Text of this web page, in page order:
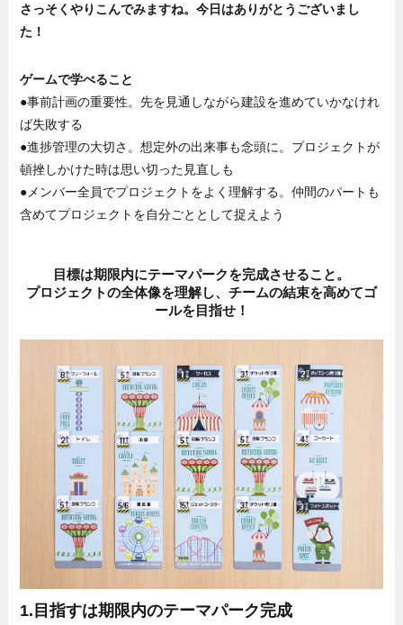
さっそくやりこんでみますね。今日はありがとうございまし
た！
ゲームで学べること
●事前計画の重要性。先を見通しながら建設を進めていかなけれ
ば失敗する
●進捗管理の大切さ。想定外の出来事も念頭に。プロジェクトが
頓挫しかけた時は思い切った見直しも
●メンバー全員でプロジェクトをよく理解する。仲間のパートも
含めてプロジェクトを自分ごととして捉えよう
目標は期限内にテーマパークを完成させること。
プロジェクトの全体像を理解し、チームの結束を高めてゴ
ールを目指せ！
1.目指すは期限内のテーマパーク完成